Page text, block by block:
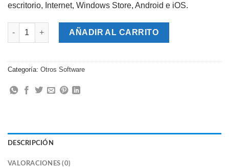
escritorio, Internet, Windows Store, Android e iOS.
Microsoft Visual Studio 2019 Pro cantidad
AÑADIR AL CARRITO
Categoría: Otros Software
DESCRIPCIÓN
VALORACIONES (0)